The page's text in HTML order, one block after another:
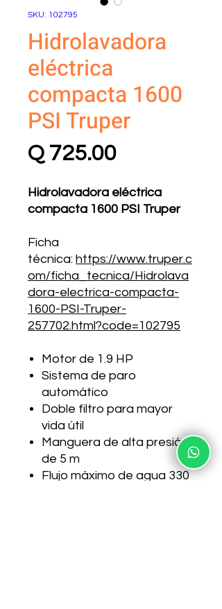
SKU: 102795
Hidrolavadora
eléctrica
compacta 1600
PSI Truper
Q 725.00Precio
Hidrolavadora eléctrica
compacta 1600 PSI Truper
Ficha
técnica: https://www.truper.c
om/ficha_tecnica/Hidrolava
dora-electrica-compacta-
1600-PSI-Truper-
257702.html?code=102795
Motor de 1.9 HP
Sistema de paro
automático
Doble filtro para mayor
vida útil
Manguera de alta presión
de 5 m
Flujo máximo de agua 330